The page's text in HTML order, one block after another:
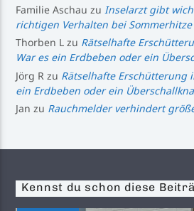
Familie Aschau zuInselarzt gibt
richtigen Verhalten bei Sommerhitze
Thorben L zu Rätselhafte
War es ein Erdbeben oder ein
Jörg R zu Rätselhafte Erschütterung
ein Erdbeben oder ein
Jan zu Rauchmelder verhindert
Kennst du schon diese